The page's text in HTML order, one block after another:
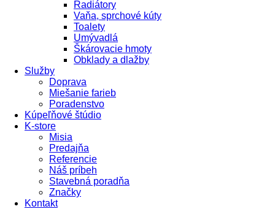
Radiátory
Vaňa, sprchové kúty
Toalety
Umývadlá
Škárovacie hmoty
Obklady a dlažby
Služby
Doprava
Miešanie farieb
Poradenstvo
Kúpeľňové štúdio
K-store
Misia
Predajňa
Referencie
Náš príbeh
Stavebná poradňa
Značky
Kontakt